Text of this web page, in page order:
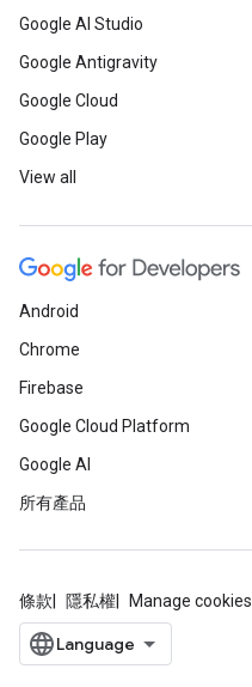
Google AI Studio
Google Antigravity
Google Cloud
Google Play
View all
Android
Chrome
Firebase
Google Cloud Platform
Google AI
所有產品
條款 隱私權 Manage cookies